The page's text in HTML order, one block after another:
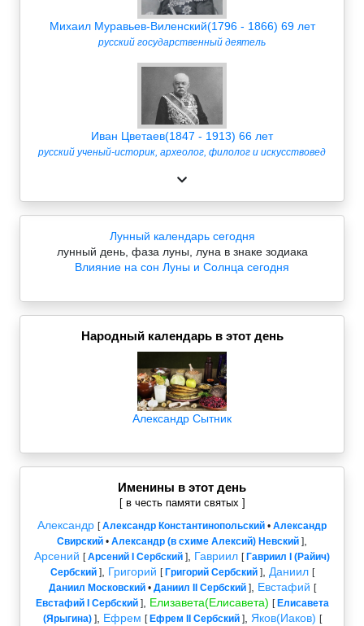
Михаил Муравьев-Виленский(1796 - 1866) 69 лет
русский государственный деятель
Иван Цветаев(1847 - 1913) 66 лет
русский ученый-историк, археолог, филолог и искусствовед
Лунный календарь сегодня
лунный день, фаза луны, луна в знаке зодиака
Влияние на сон Луны и Солнца сегодня
Народный календарь в этот день
Александр Сытник
Именины в этот день
[ в честь памяти святых ]
Александр [Александр Константинопольский • Александр
Свирский • Александр (в схиме Алексий) Невский ]
Арсений [Арсений I Сербский ] Гавриил [ Гавриил I (Райич)
Сербский], Григорий [ Григорий Сербский], Даниил [
Даниил Московский• Даниил II Сербский], Евстафий [
Евстафий I Сербский], Елизавета(Елисавета) [ Елисавета
(Ярыгина)], Ефрем [ Ефрем II Сербский], Яков(Иаков) [